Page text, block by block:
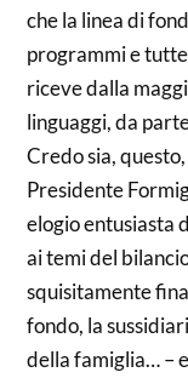
che la linea di
programmi e
riceve dalla
linguaggi, da
Credo sia,
Presidente
elogio entusiasta
ai temi del
squisitamente
fondo, la
della famiglia… –